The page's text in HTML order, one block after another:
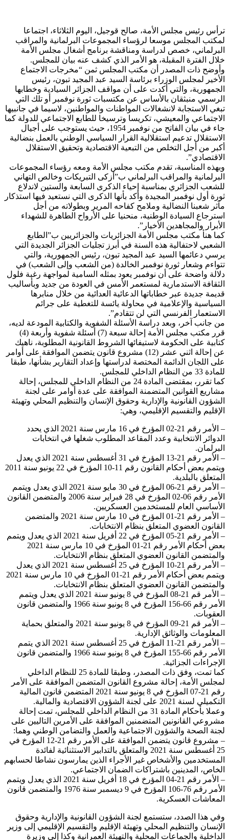
ترأس رئيس مجلس الأمة، صالح قوجيل، اليوم الثلاثاء، اجتماعا
لمكتب المجلس موسعا لرؤساء المجموعات البرلمانية والمراقب
البرلماني، خصص لدراسة ومناقشة برنامج أشغال مجلس الأمة
خلال الفترة المقبلة، هو الأمر الذي كشف عنه بيان للمجلس.
وأوضح ذات المصدر أن مكتب المجلس ثمن “مخرجات الاجتماع
الأخير لمجلس الوزراء برئاسة السيد عبد المجيد تبون، رئيس
الجمهورية، والتي أكدت على أن مواقف الجزائر السيادية وخطابها
الرسمي منبثقان بالأساس عن مكتسبات ثورة نوفمبر أو تلك التي
تبغي الاستجابة لانشغالات المواطنات والمواطنين، لاسيما في جانبيها
الاجتماعي والمعيشي، تكريسا وترسيخا للطابع الاجتماعي للدولة كما
جاء في بيان الفاتح من نوفمبر 1954، حيث يستوجب على أجيال
الاستقلال تدعيم استقلالية القرار السياسي الوطني بالعمل بنضالية
أكبر من أجل التخلص من التبعية الاقتصادية وتحقيق الاستقلال
الاقتصادي”.
وبهذه المناسبة، تقدم مكتب مجلس الأمة ومعه رؤساء المجموعات
البرلمانية والمراقب البرلماني ب”أزكى التبريكات وخالص التهاني
للشعب الجزائري بمناسبة إحياء الذكرى السابعة والستين لاندلاع
ثورة أول نوفمبر المجيدة وأكد بأنها الذكرى التي نستعيد فيها استذكار
مآثر شعبنا النضالية وملامح كفاحه المرير وبطولاته من أجل
استرجاع السيادة الوطنية، منحنيا على الأرواح الطاهرة للشهداء
الأبرار والمجاهدين الأخيار”.
كما هنأ مكتب مجلس الأمة الجزائريات والجزائريين ب”الطابع
الشعبي لاحتفالية هذه السنة في أبرز تجليات الجزائر الجديدة التي
يرسي دعائمها السيد عبد المجيد تبون، رئيس الجمهورية، والتي
تتواءم وشعار ثورة نوفمبر الخالدة (من الشعب وإلى الشعب) في
دلالة واضحة على أن نوفمبر يعود بمثله السامية لمواجهة رغبة فلول
الثقافة الاستدمارية لمستعمر الأمس في العودة من جديد وبأساليب
قديمة جديدة عبر خطاباتها الدعائية العدائية من خلال منابرها
السياسية والإعلامية في محاولة يائسة للتغطية على جرائم
الاستعمار الفرنسي التي لن تتقادم”.
من جانب آخر، وبعد دراسة الأسئلة الشفوية والكتابية المودعة لديه،
قرر مكتب مجلس الأمة إحالة سبعة (7) أسئلة شفوية وأربعة (4)
كتابية على الحكومة لاستيفائها الشروط القانونية المطلوبة، ناهيك
عن إحالة اثني عشر (12) مشروع قانون يتضمن الموافقة على أوامر
على اللجان الدائمة المختصة لدراستها وإعداد التقارير بشأنها، طبقا
للمادة 33 من النظام الداخلي للمجلس.
كما تقرر، بمقتضى المادة 24 من النظام الداخلي للمجلس، إحالة
مشاريع القوانين المتضمنة الموافقة على عدة أوامر على لجنة
الشؤون القانونية والإدارية وحقوق الإنسان والتنظيم المحلي وتهيئة
الإقليم والتقسيم الإقليمي، وهي:
– الأمر رقم 21-02 المؤرخ في 16 مارس سنة 2021 الذي يحدد
الدوائر الانتخابية وعدد المقاعد المطلوب شغلها في انتخابات
البرلمان.
– الأمر رقم 21-13 المؤرخ في 31 أغسطس سنة 2021 الذي يعدل
ويتمم بعض أحكام القانون رقم 11-10 المؤرخ في 22 يونيو سنة 2011
المتعلق بالبلدية.
– الأمر رقم 21-06 المؤرخ في 30 مايو سنة 2021 الذي يعدل ويتمم
الأمر رقم 06-02 المؤرخ في 28 فبراير سنة 2006 والمتضمن القانون
الأساسي العام للمستخدمين العسكريين.
– الأمر رقم 21-01 المؤرخ في 10 مارس سنة 2021 والمتضمن
القانون العضوي المتعلق بنظام الانتخابات.
– الأمر رقم 21-05 المؤرخ في 22 أفريل سنة 2021 الذي يعدل ويتمم
بعض أحكام الأمر رقم 21-01 المؤرخ في 10 مارس سنة 2021
والمتضمن القانون العضوي المتعلق بنظام الانتخابات.
– الأمر رقم 21-10 المؤرخ في 25 أغسطس سنة 2021 الذي يعدل
ويتمم بعض أحكام الأمر رقم 21-01 المؤرخ في 10 مارس سنة 2021
والمتضمن القانون العضوي المتعلق بنظام الانتخابات.
– الأمر قم 21-08 المؤرخ في 8 يونيو سنة 2021 الذي يعدل ويتمم
الأمر رقم 66-156 المؤرخ في 8 يونيو سنة 1966 والمتضمن قانون
العقوبات.
– الأمر قم 21-09 المؤرخ في 8 يونيو سنة 2021 والمتعلق بحماية
المعلومات والوثائق الإدارية.
– الأمر رقم 21-11 المؤرخ في 25 أغسطس سنة 2021 الذي يتمم
الأمر رقم 66-155 المؤرخ في 8 يونيو سنة 1966 والمتضمن قانون
الإجراءات الجزائية.
كما تمت، وفق ذات المصدر، وطبقا للمادة 25 للنظام الداخلي
لمجلس الأمة، إحالة مشروع القانون المتضمن الموافقة على الأمر
رقم 21-07 المؤرخ في 8 يونيو سنة 2021 المتضمن قانون المالية
التكميلي لسنة 2021 على لجنة الشؤون الاقتصادية والمالية.
وعملا بأحكام المادة 31 من النظام الداخلي للمجلس، تمت إحالة
مشروعي القانونين المتضمنين الموافقة على الأمرين التاليين على
لجنة الصحة والشؤون الاجتماعية والعمل والتضامن الوطني وهما:
– مشروع قانون يتضمن الموافقة على الأمر رقم 21-12 المؤرخ في
25 أغسطس سنة 2021 والمتعلق بالتدابير الاستثنائية لفائدة
المستخدمين والأشخاص غير الأجراء الذين يمارسون نشاطا لحسابهم
الخاص، المدينين باشتراكات الضمان الاجتماعي.
– الأمر رقم 21-04 المؤرخ في 18 أفريل سنة 2021 الذي يعدل ويتمم
الأمر رقم 76-106 المؤرخ في 9 ديسمبر سنة 1976 والمتضمن قانون
المعاشات العسكرية.
وفي هذا الصدد، ستستمع لجنة الشؤون القانونية والإدارية وحقوق
الإنسان والتنظيم المحلي وتهيئة الإقليم والتقسيم الإقليمي إلى وزير
الداخلية والجماعات المحلية والتهيئة العمرانية وكذا إلى وزيرة